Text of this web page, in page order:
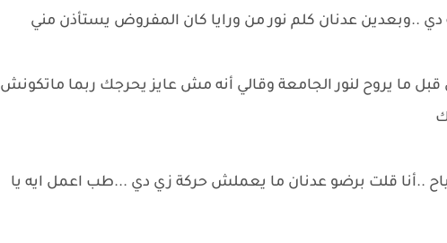
..وبعدين عدنان كلم نور من ورايا كان المفروض يستأذن مني
ما يروح لنور الجامعة وقالي أنه مش عايز يحرجك ربما ماتكونش
..أنا قلت برضو عدنان ما يعملش حركة زي دي ...طب اعمل ايه يا